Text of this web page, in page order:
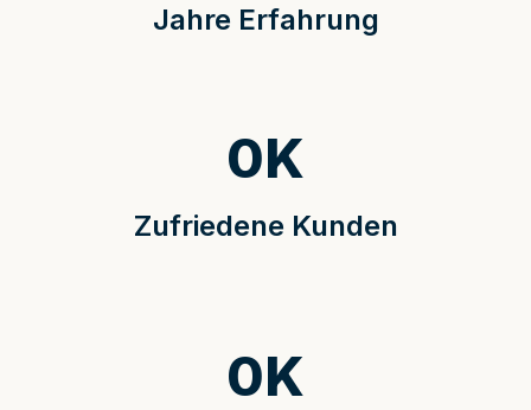
Jahre Erfahrung
Zufriedene Kunden
0K
0K